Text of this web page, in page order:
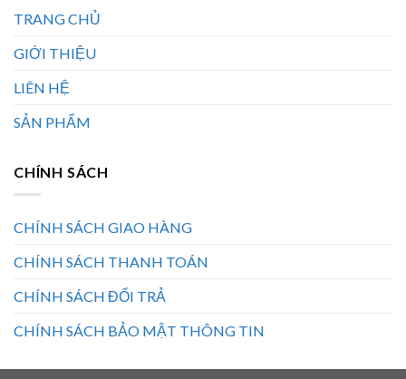
TRANG CHỦ
GIỚI THIỆU
LIÊN HỆ
SẢN PHẨM
CHÍNH SÁCH
CHÍNH SÁCH GIAO HÀNG
CHÍNH SÁCH THANH TOÁN
CHÍNH SÁCH ĐỔI TRẢ
CHÍNH SÁCH BẢO MẬT THÔNG TIN